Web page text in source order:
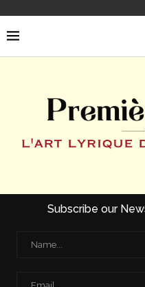
Subscribe our